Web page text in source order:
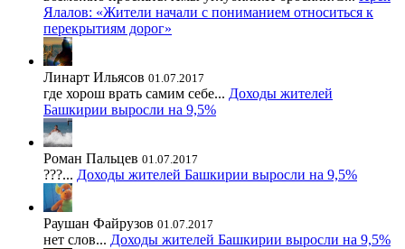
Ялалов: «Жители начали с пониманием относиться к
перекрытиям дорог»
Линарт Ильясов 01.07.2017
где хорош врать самим себе... Доходы жителей
Башкирии выросли на 9,5%
Роман Пальцев 01.07.2017
???... Доходы жителей Башкирии выросли на 9,5%
Раушан Файрузов 01.07.2017
нет слов... Доходы жителей Башкирии выросли на 9,5%